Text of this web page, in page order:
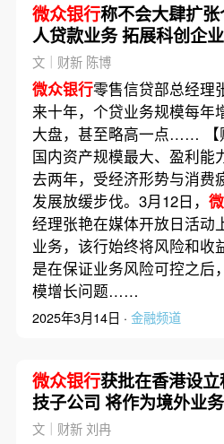
微众银行称不会大肆扩张
人贷款业务 拓展科创企
款
文｜财新 陈博
微众银行零售信贷部总经理
来十年，个贷业务规模每年
大盘，甚至略高一点…… 【
国内资产规模最大、盈利能
去两年，受经济形势与消费
发展放缓步伐。3月12日，
经理张艳在媒体开放日活动
业务，该行始终将风险和收
是在保证业务风险可控之后，
模增长问题……
2025年3月14日 · 金融频道
微众银行获批在香港设立
技子公司 将作为境外业
理平台
文｜财新 刘冉